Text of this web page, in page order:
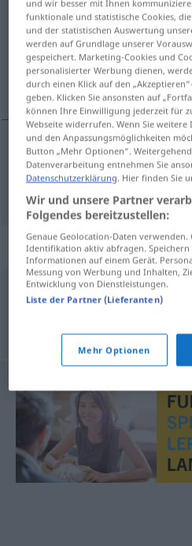
Übersicht aller
(Für mehr Details die Übersetzung
Blitzgerät
Blitzgerätn bljeskalica FOTO
Beispielsätze
žaruljabljeskalica
und wir besser mit Ihnen
funktionale und statistische Cookies,
und der statistischen Auswertung
werden auf Grundlage unserer
gespeichert. Marketing-Cookies und
personalisierter Werbung dienen,
durch einen Klick auf den
geben. Klicken Sie ansonsten auf
können Ihre Einwilligung jederzeit für
Webseite widerrufen. Wenn Sie
und den Anpassungsmöglichkeiten
Button „Mehr Optionen“.
Datenverarbeitung entnehmen Sie
Datenschutzerklärung. Hier finden Sie
Wir und unsere Partner
Folgendes bereitzustellen:
Genaue Geolocation-Daten
Identifikation aktiv abfragen.
Informationen auf einem Gerät.
Messung von Werbung und Inhalten,
Entwicklung von Dienstleistungen.
Liste der Partner (Lieferanten)
Mehr Optionen